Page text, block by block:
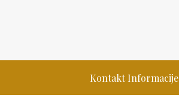
Kontakt Informacije